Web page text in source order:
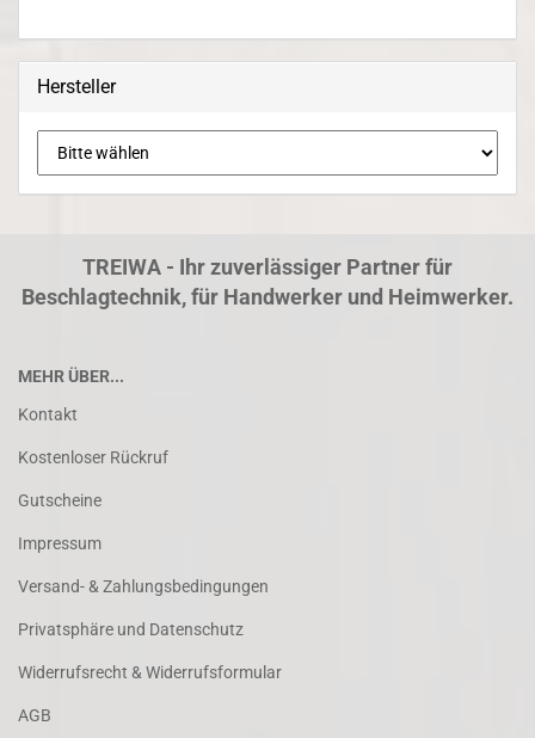
Hersteller
TREIWA - Ihr zuverlässiger Partner für
Beschlagtechnik, für Handwerker und Heimwerker.
MEHR ÜBER...
Kontakt
Kostenloser Rückruf
Gutscheine
Impressum
Versand- & Zahlungsbedingungen
Privatsphäre und Datenschutz
Widerrufsrecht & Widerrufsformular
AGB